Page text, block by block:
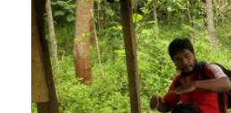
01 Karst
Survei